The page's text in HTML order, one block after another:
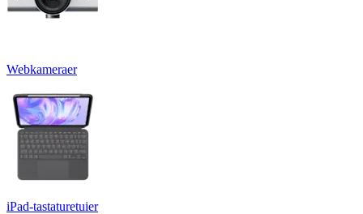
Webkameraer
iPad-tastaturetuier